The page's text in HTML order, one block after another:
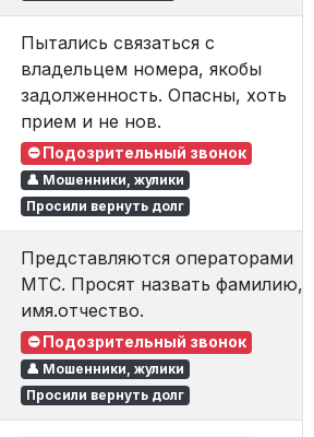
Пытались связаться с
владельцем номера, якобы
задолженность. Опасны, хоть
прием и не нов.
⛔ Подозрительный звонок
👤 Мошенники, жулики
Просили вернуть долг
Представляются операторами
МТС. Просят назвать фамилию,
имя.отчество.
⛔ Подозрительный звонок
👤 Мошенники, жулики
Просили вернуть долг